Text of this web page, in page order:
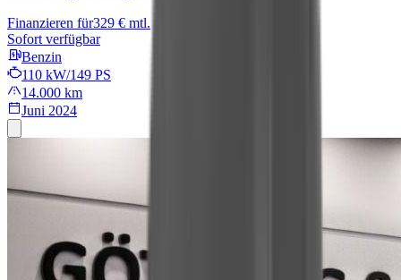
Finanzieren für329 € mtl.
Sofort verfügbar
Benzin
110 kW/149 PS
14.000 km
Juni 2024